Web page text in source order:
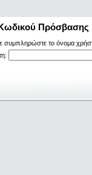
Πρόσβασης
συμπληρώστε το όνομα